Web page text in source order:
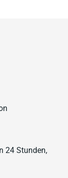
24 Stunden,